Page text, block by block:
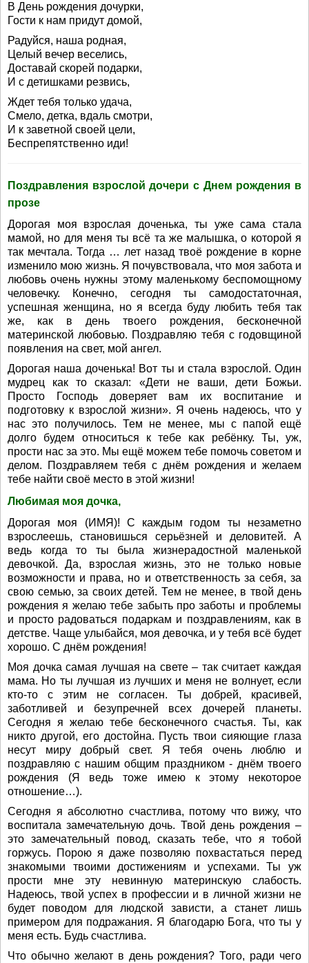
В День рождения дочурки,
Гости к нам придут домой,
Радуйся, наша родная,
Целый вечер веселись,
Доставай скорей подарки,
И с детишками резвись,
Ждет тебя только удача,
Смело, детка, вдаль смотри,
И к заветной своей цели,
Беспрепятственно иди!
Поздравления взрослой дочери с Днем рождения в
прозе
Дорогая моя взрослая доченька, ты уже сама стала
мамой, но для меня ты всё та же малышка, о которой я
так мечтала. Тогда … лет назад твоё рождение в корне
изменило мою жизнь. Я почувствовала, что моя забота и
любовь очень нужны этому маленькому беспомощному
человечку. Конечно, сегодня ты самодостаточная,
успешная женщина, но я всегда буду любить тебя так
же, как в день твоего рождения, бесконечной
материнской любовью. Поздравляю тебя с годовщиной
появления на свет, мой ангел.
Дорогая наша доченька! Вот ты и стала взрослой. Один
мудрец как то сказал: «Дети не ваши, дети Божьи.
Просто Господь доверяет вам их воспитание и
подготовку к взрослой жизни». Я очень надеюсь, что у
нас это получилось. Тем не менее, мы с папой ещё
долго будем относиться к тебе как ребёнку. Ты, уж,
прости нас за это. Мы ещё можем тебе помочь советом и
делом. Поздравляем тебя с днём рождения и желаем
тебе найти своё место в этой жизни!
Любимая моя дочка,
Дорогая моя (ИМЯ)! С каждым годом ты незаметно
взрослеешь, становишься серьёзней и деловитей. А
ведь когда то ты была жизнерадостной маленькой
девочкой. Да, взрослая жизнь, это не только новые
возможности и права, но и ответственность за себя, за
свою семью, за своих детей. Тем не менее, в твой день
рождения я желаю тебе забыть про заботы и проблемы
и просто радоваться подаркам и поздравлениям, как в
детстве. Чаще улыбайся, моя девочка, и у тебя всё будет
хорошо. С днём рождения!
Моя дочка самая лучшая на свете – так считает каждая
мама. Но ты лучшая из лучших и меня не волнует, если
кто-то с этим не согласен. Ты добрей, красивей,
заботливей и безупречней всех дочерей планеты.
Сегодня я желаю тебе бесконечного счастья. Ты, как
никто другой, его достойна. Пусть твои сияющие глаза
несут миру добрый свет. Я тебя очень люблю и
поздравляю с нашим общим праздником - днём твоего
рождения (Я ведь тоже имею к этому некоторое
отношение…).
Сегодня я абсолютно счастлива, потому что вижу, что
воспитала замечательную дочь. Твой день рождения –
это замечательный повод, сказать тебе, что я тобой
горжусь. Порою я даже позволяю похвастаться перед
знакомыми твоими достижениям и успехами. Ты уж
прости мне эту невинную материнскую слабость.
Надеюсь, твой успех в профессии и в личной жизни не
будет поводом для людской зависти, а станет лишь
примером для подражания. Я благодарю Бога, что ты у
меня есть. Будь счастлива.
Что обычно желают в день рождения? Того, ради чего